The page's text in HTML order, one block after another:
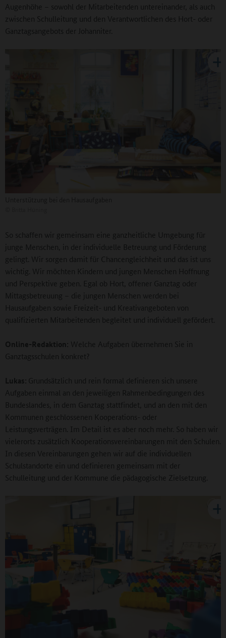
Augenhöhe – sowohl der Mitarbeitenden untereinander, als auch
zwischen Schulleitung und den Verantwortlichen des Hort- oder
Ganztagsangebots der Johanniter.
So schaffen wir gemeinsam eine ganzheitliche Umgebung für
junge Menschen, in der individuelle Betreuung und Förderung
gelingt. Wir sorgen damit für Chancengleichheit und das ist uns
wichtig. Wir möchten Kindern und jungen Menschen Hoffnung
und Perspektive geben. Egal ob Hort, offener Ganztag oder
Mittagsbetreuung – die jungen Menschen werden bei
Hausaufgaben sowie Freizeit- und Kreativangeboten von
qualifizierten Mitarbeitenden begleitet und individuell gefördert.
Online-Redaktion: Welche Aufgaben übernehmen Sie in
Ganztagsschulen konkret?
Lukas: Grundsätzlich und rein formal definieren sich unsere
Aufgaben einmal an den jeweiligen Rahmenbedingungen des
Bundeslandes, in dem Ganztag stattfindet, und an den mit den
Kommunen geschlossenen Kooperations- oder
Leistungsverträgen. Im Detail ist es aber noch mehr. So haben wir
vielerorts zusätzlich Kooperationsvereinbarungen mit den Schulen.
In diesen Vereinbarungen gehen wir auf die individuellen
Schulstandorte ein und definieren gemeinsam mit der
Schulleitung und der Kommune die pädagogische Zielsetzung.